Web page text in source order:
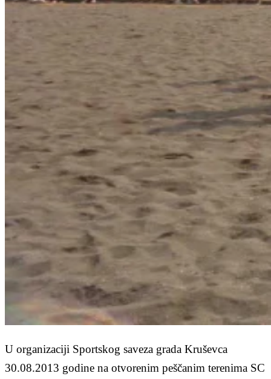
U organizaciji Sportskog saveza grada Kruševca
30.08.2013 godine na otvorenim peščanim terenima SC